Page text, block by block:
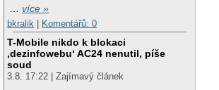
…více »
bkralik
Komentářů: 0
T-Mobile nikdo k blokaci
‚dezinfowebu‘ AC24 nenutil, píše
soud
3.8. 17:22 | Zajímavý článek